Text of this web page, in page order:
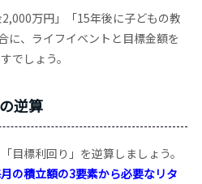
万円」「15年後に子どもの教
に、ライフイベントと目標金額を
でしょう。
逆算
目標利回り」を逆算しましょう。
の積立額の3要素から必要なリタ